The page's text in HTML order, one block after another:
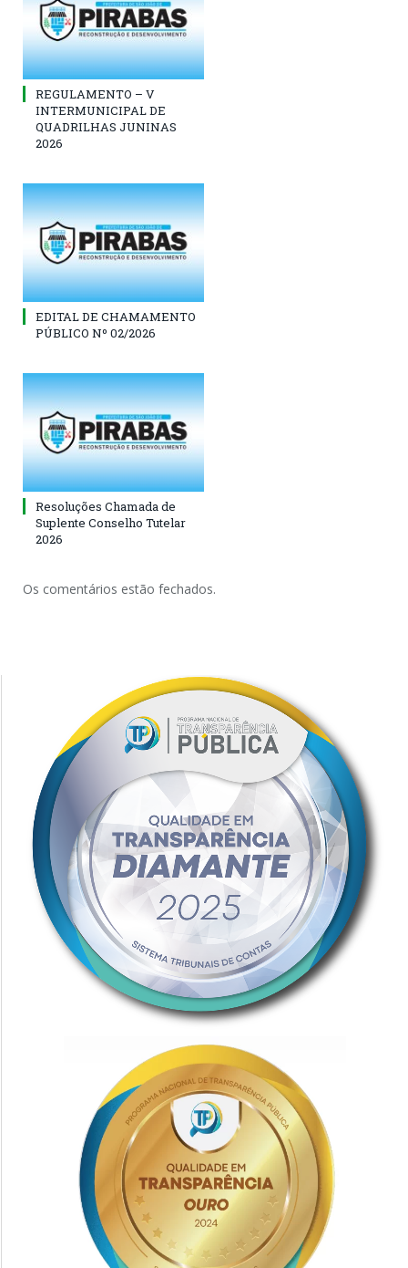
REGULAMENTO – V
INTERMUNICIPAL DE
QUADRILHAS JUNINAS
2026
EDITAL DE CHAMAMENTO
PÚBLICO Nº 02/2026
Resoluções Chamada de
Suplente Conselho Tutelar
2026
Os comentários estão fechados.